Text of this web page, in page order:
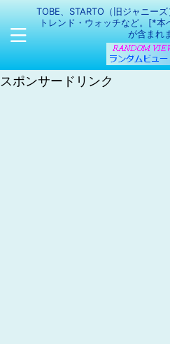
TOBE、STARTO（旧ジャニー
トレンド・ウォッチなど。[*本
が含まれ
スポンサードリンク